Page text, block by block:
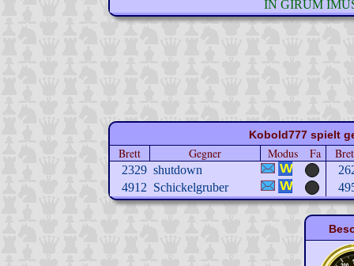
IN GIRUM
Kobold777 spielt
Brett Gegner Modus Fa
2329 shutdown
4912 Schickelgruber